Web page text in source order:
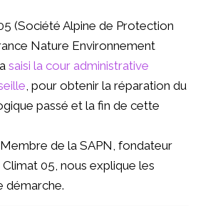
(Société Alpine de Protection
Nature Environnement
saisi la cour administrative
, pour obtenir la réparation du
passé et la fin de cette
de la SAPN, fondateur
Climat 05, nous explique les
démarche.